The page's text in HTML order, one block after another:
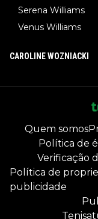
Serena Williams
Venus Williams
CAROLINE WOZNIACKI
Quem somos
Política de
Verificação
Política de
publicidade